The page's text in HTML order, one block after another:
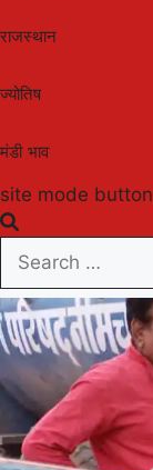
राजस्थान
ज्योतिष
मंडी भाव
site mode button
Search
for: